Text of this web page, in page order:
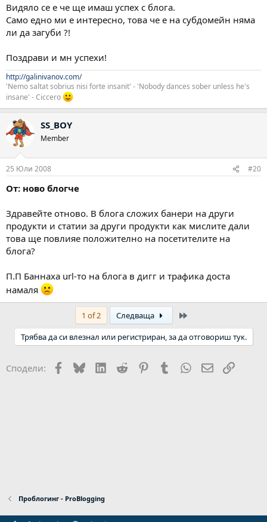
Видяло се е че ще имаш успех с блога.
Само едно ми е интересно, това че е на субдомейн няма
ли да загуби ?!
Поздрави и мн успехи!
http://galinivanov.com/
'Nemo saltat sobrius nisi forte insanit' - 'Nobody dances sober unless he's
insane' - Ciccero
SS_BOY
Member
25 Юли 2008 #20
От: ново блогче
Здравейте отново. В блога сложих банери на други
продукти и статии за други продукти как мислите дали
това ще повлияе положително на посетителите на
блога?
П.П Баннаха url-то на блога в дигг и трафика доста
намаля
1 of 2 Следваща
Трябва да си влезнал или регистриран, за да отговориш тук.
Сподели: Facebook
BlueskyLinkedIn
Reddit PinterestTumblr WhatsApp
EmailLink
Проблогинг - ProBlogging